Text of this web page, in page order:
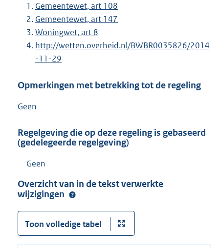
Gemeentewet, art 108
Gemeentewet, art 147
Woningwet, art 8
http://wetten.overheid.nl/BWBR0035826/2014
-11-29
Opmerkingen met betrekking tot de regeling
Geen
Regelgeving die op deze regeling is gebaseerd
(gedelegeerde regelgeving)
Geen
Overzicht van in de tekst verwerkte
wijzigingen
Toon volledige tabel